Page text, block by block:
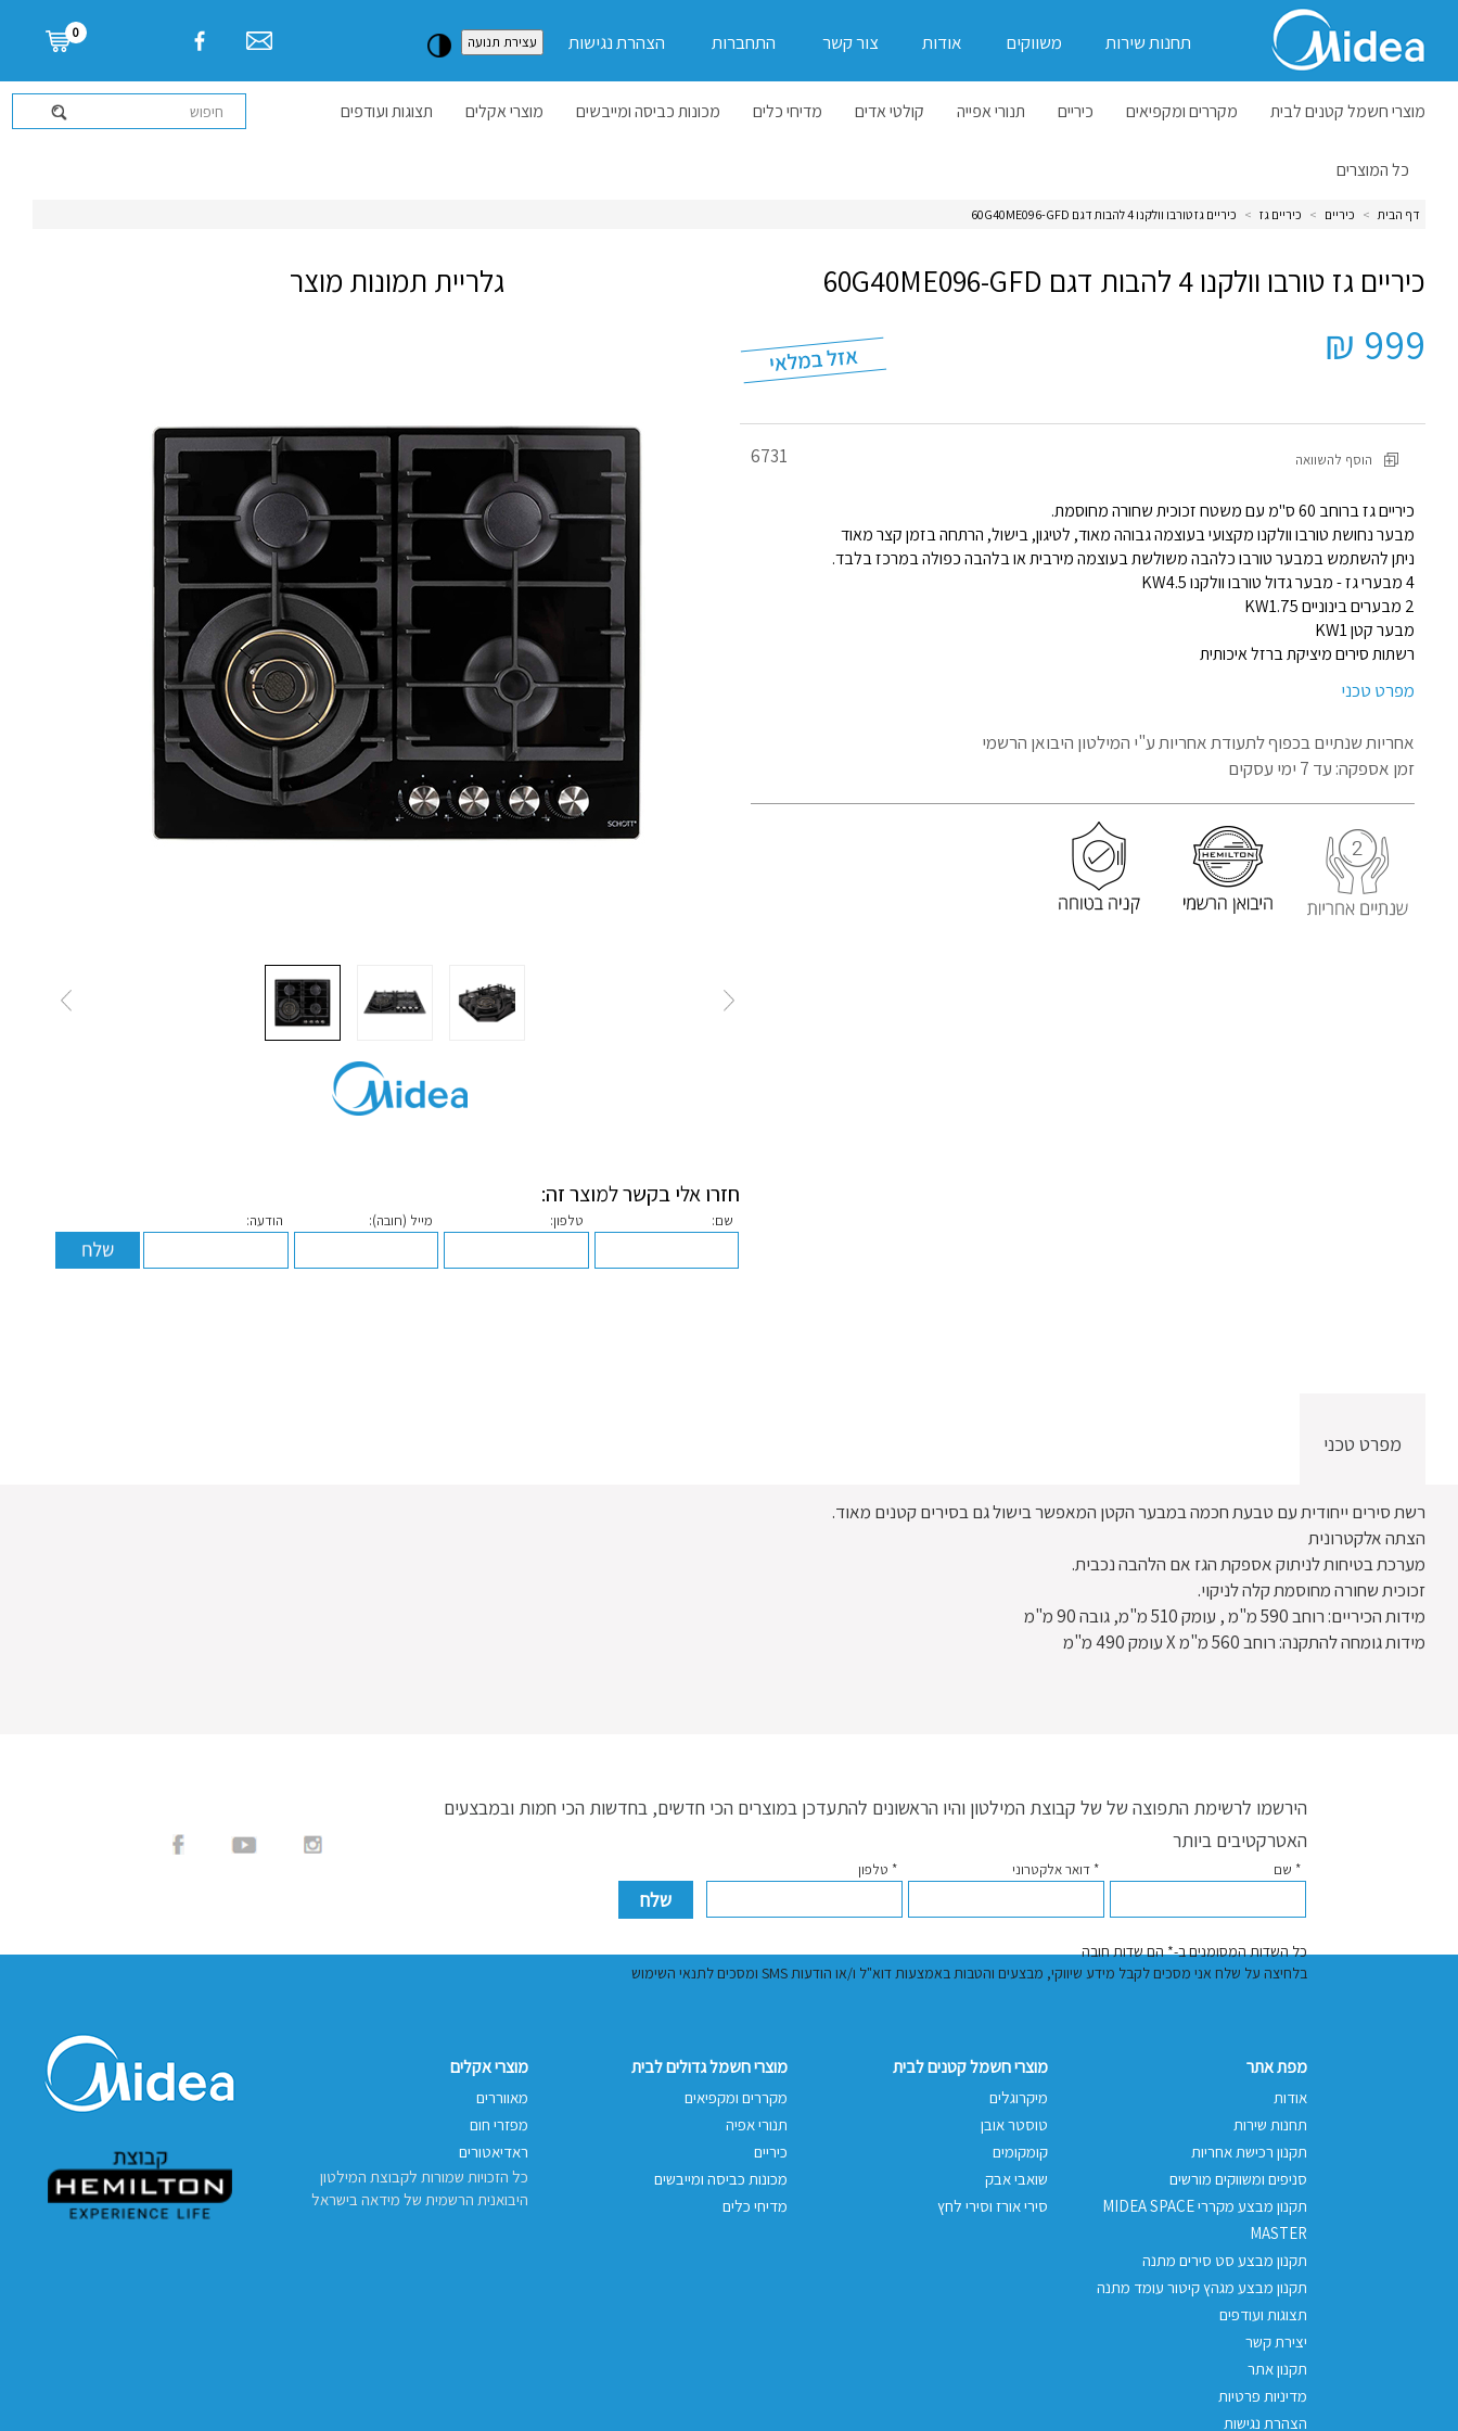
תחנות שירות
משווקים אודות צור קשר התחברות הצהרת נגישות עצירת תנועה
0
מוצרי חשמל קטנים לבית מקררים ומקפיאים כיריים תנורי אפייה קולטי אדים מדיחי כלים מכונות כביסה ומייבשים מוצרי אקלים תצוגות ועודפים
כל המוצרים
דף הבית > כיריים > כיריים גז > כיריים גז טורבו וולקנו 4 להבות דגם 60G40ME096-GFD
כיריים גז טורבו וולקנו 4 להבות דגם 60G40ME096-GFD
999 ₪
מק"ט
6731 הוסף להשוואה
כיריים גז ברוחב 60 ס"מ עם משטח זכוכית שחורה מחוסמת.
מבער נחושת טורבו וולקנו מקצועי בעוצמה גבוהה מאוד, לטיגון, בישול, הרתחה בזמן קצר מאוד
ניתן להשתמש במבער טורבו כלהבה משולשת בעוצמה מירבית או בלהבה כפולה במרכז בלבד.
4 מבערי גז - מבער גדול טורבו וולקנו KW4.5
2 מבערים בינוניים KW1.75
מבער קטן KW1
רשתות סירים מיציקת ברזל איכותית
מפרט טכני
אחריות שנתיים בכפוף לתעודת אחריותע"י המילטון היבואן הרשמי
זמן אספקה: עד 7 ימי עסקים
גלריית תמונות מוצר
חזרו אלי בקשר למוצר זה:
שם: טלפון: מייל (חובה): הודעה:
מפרט טכני
רשת סירים ייחודית עם טבעת חכמה במבער הקטן המאפשר בישול גם בסירים קטנים מאוד.
הצתה אלקטרונית
מערכת בטיחות לניתוק אספקת הגז אם הלהבה נכבית.
זכוכית שחורה מחוסמת קלה לניקוי.
מידות הכיריים: רוחב 590 מ"מ , עומק 510 מ"מ, גובה 90 מ"מ
מידות גומחה להתקנה: רוחב 560 מ"מ X עומק 490 מ"מ
הירשמו לרשימת התפוצה של של קבוצת המילטון והיו הראשונים להתעדכן במוצרים הכי חדשים, בחדשות הכי חמות ובמבצעים
האטרקטיבים ביותר
* שם * דואר אלקטרוני * טלפון
כל השדות המסומנים ב-* הם שדות חובה
בלחיצה על שלח אני מסכים לקבל מידע שיווקי, מבצעים והטבות באמצעות דוא"ל ו/או הודעות SMS ומסכים לתנאי השימוש
מפת אתר
אודות
תחנות שירות
תקנון רכישת אחריות
סניפים ומשווקים מורשים
תקנון מבצע מקררי MIDEA SPACE
MASTER
תקנון מבצע סט סירים מתנה
תקנון מבצע מגהץ קיטור עומד מתנה
תצוגות ועודפים
יצירת קשר
תקנון אתר
מדיניות פרטיות
הצהרת נגישות
מוצרי חשמל קטנים לבית
מיקרוגלים
טוסטר אובן
קומקומים
שואבי אבק
סירי אורז וסירי לחץ
מוצרי חשמל גדולים לבית
מקררים ומקפיאים
תנורי אפיה
כיריים
מכונות כביסה ומייבשים
מדיחי כלים
מוצרי אקלים
מאווררים
מפזרי חום
ראדיאטורים
כל הזכויות שמורות לקבוצת המילטון
היבואנית הרשמית של מידאה בישראל